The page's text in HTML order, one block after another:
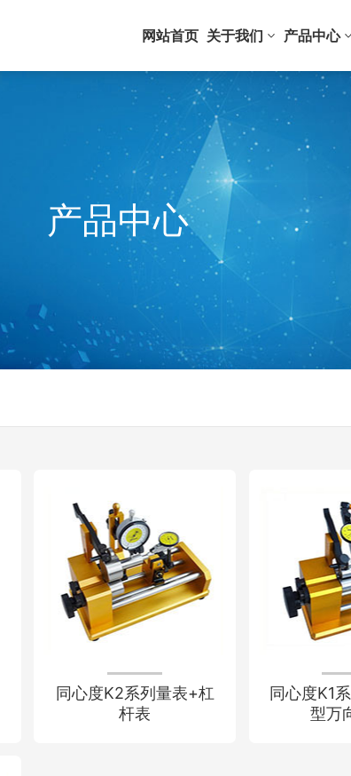
网站首页 关于我们 产品中心
产品中心
同心度K2系列量表+杠
杆表
同心度K1
型万